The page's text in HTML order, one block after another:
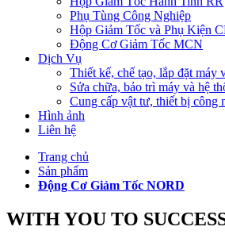
Phụ Tùng Công Nghiệp
Hộp Giảm Tốc và Phụ Kiện
Động Cơ Giảm Tốc MCN
Dịch Vụ
Thiết kế, chế tạo, lắp đặt máy
Sửa chữa, bảo trì máy và hệ
Cung cấp vật tư, thiết bị công
Hình ảnh
Liên hệ
Trang chủ
Sản phẩm
Động Cơ Giảm Tốc NORD
WITH YOU TO